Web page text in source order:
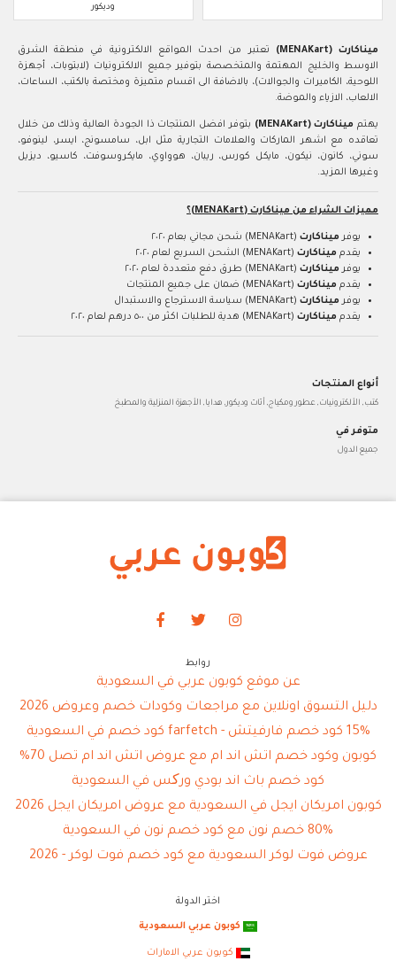
وديكور
ميناكارت (MENAKart)
تعتبر من احدث المواقع الالكترونية في منطقة الشرق
الاوسط والخليج المهتمة والمتخصصة بتوفير جميع الالكترونيات (لابتوبات، أجهزة
اللوحية، الكاميرات والجوالات)، بالاضافة الى اقسام متميزة ومختصة بالكتب، الساعات،
الالعاب، الازياء والموضة.
يهتم ميناكارت (MENAKart)
بتوفر افضل المنتجات ذا الجودة العالية وذلك من خلال
تعاقده مع اشهر الماركات والعلامات التجارية مثل ابل، سامسونج، ايسر، لينوفو،
سوني، كانون، نيكون، مايكل كورس، ريبان، هوواوي، مايكروسوفت، كاسيو، ديزيل
وغيرها المزيد.
مميزات الشراء من ميناكارت (MENAKart)؟
يوفر ميناكارت (MENAKart) شحن مجاني بعام ٢٠٢٠
يقدم ميناكارت (MENAKart) الشحن السريع لعام ٢٠٢٠
يوفر ميناكارت (MENAKart) طرق دفع متعددة لعام ٢٠٢٠
يقدم ميناكارت (MENAKart) ضمان على جميع المنتجات
يوفر ميناكارت (MENAKart) سياسة الاسترجاع والاستبدال
يقدم ميناكارت (MENAKart) هدية للطلبات اكثر من ٥٠٠ درهم لعام ٢٠٢٠
أنواع المنتجات
كتب, الألكترونيات, عطور ومكياج, أثاث وديكور, هدايا, الأجهزة المنزلية والمطبخ
متوفر في
جميع الدول
روابط
عن موقع كوبون عربي في السعودية
دليل التسوق اونلاين مع مراجعات وكودات خصم وعروض 2026
15% كود خصم فارفيتش - farfetch كود خصم في السعودية
كوبون وكود خصم اتش اند ام مع عروض اتش اند ام تصل 70%
كود خصم باث اند بودي ورکس في السعودية
كوبون امريكان ايجل في السعودية مع عروض امريكان ايجل 2026
80% خصم نون مع كود خصم نون في السعودية
عروض فوت لوكر السعودية مع كود خصم فوت لوكر - 2026
اختر الدولة
كوبون عربي السعودية
كوبون عربي الامارات